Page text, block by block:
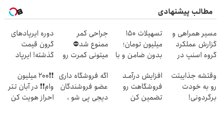
مطالب پیشنهادی
مسیر همراهی و
گزارش عملکرد
گروه اسنپ در
تسهیلات ۱۵۰
میلیون تومان؛
بدون ضامن و با
دوساله
جراحی کمر
ممنوع شد⛔
میتونی کمرت رو
کنی! 👈🏻
پرسش‌نامه
دوره ایرپاد‌های
گرون قیمت
گذشته! ایرپاد
1,399,000 تومان
وقتشه جذایبتت
رو به خودت
برگردونی!
افزایش درآمـد
فروشگاهت رو
تضمین کن
اگه فروشگاه داری
عضو فروشندگان
دیجی پی شو ،
❗❗200 میلیون
وام❗❗ در آبان تتر
احراز هویت کن